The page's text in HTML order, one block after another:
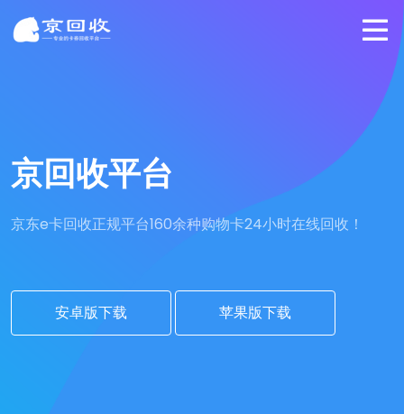
京回收平台
京东e卡回收正规平台160余种购物卡24小时在线回收！
安卓版下载 苹果版下载